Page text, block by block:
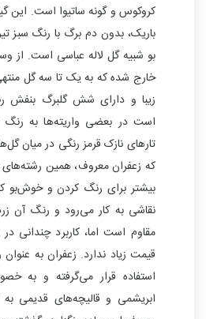
کروکوس و گونه ساتیوا است. این
باریک، بدون دم برگ با رنگ سبز
بو شبیه گل لاله عباسی است. از
خارج شده که به یک تا سه گل
زیبا و دارای شش گلبرگ
است در بعضی واریته‌ها به رنگ
تارهای نازک قرمز رنگی در میان
که زعفران معروف، همین رشته‌های
بیشتر برای رنگ کردن و خوش‌بو
نقاشی به کار می‌رود و رنگ آن
مقاوم است اما، کاربرد چندانی
قیمت زیاد ندارد. زعفران به
استفاده قرار می‌گرفته و به
ابریشمی و قالیچه‌های قدیمی